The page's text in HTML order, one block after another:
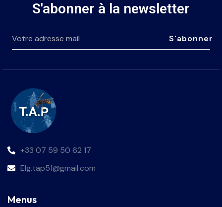
S'abonner à la newsletter
S'abonner
+33 07 59 50 62 17
Elg.tap51@gmail.com
Menus